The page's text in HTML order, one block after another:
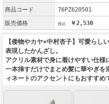
商品コード
76PZ620501
販売価格
￥2,530
【倭物やカヤ×中村杏子】可愛らし
表現したかんざし。
アクリル素材で身に着けやすい仕様
一本挿すだけでまとめ髪に華やぎ
ィネートのアクセントにもおすすめ